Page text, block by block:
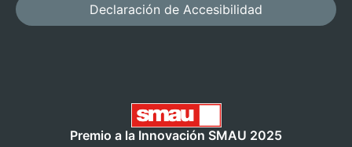
Declaración de Accesibilidad
Premio a la Innovación SMAU 2025